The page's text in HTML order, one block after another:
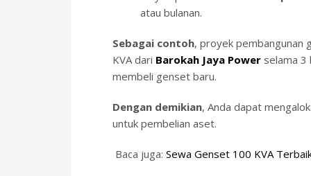
atau bulanan.
Sebagai contoh, proyek pembangunan
KVA dari Barokah Jaya Power selama 3
membeli genset baru.
Dengan demikian, Anda dapat
untuk pembelian aset.
Baca juga: Sewa Genset 100 KVA